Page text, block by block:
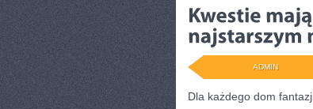
ADMIN
Dla każdego dom